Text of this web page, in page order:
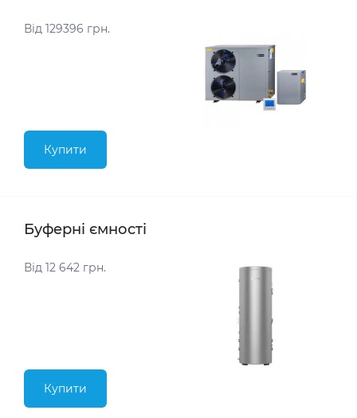
Від 129396 грн.
Купити
Буферні ємності
Від 12 642 грн.
Купити